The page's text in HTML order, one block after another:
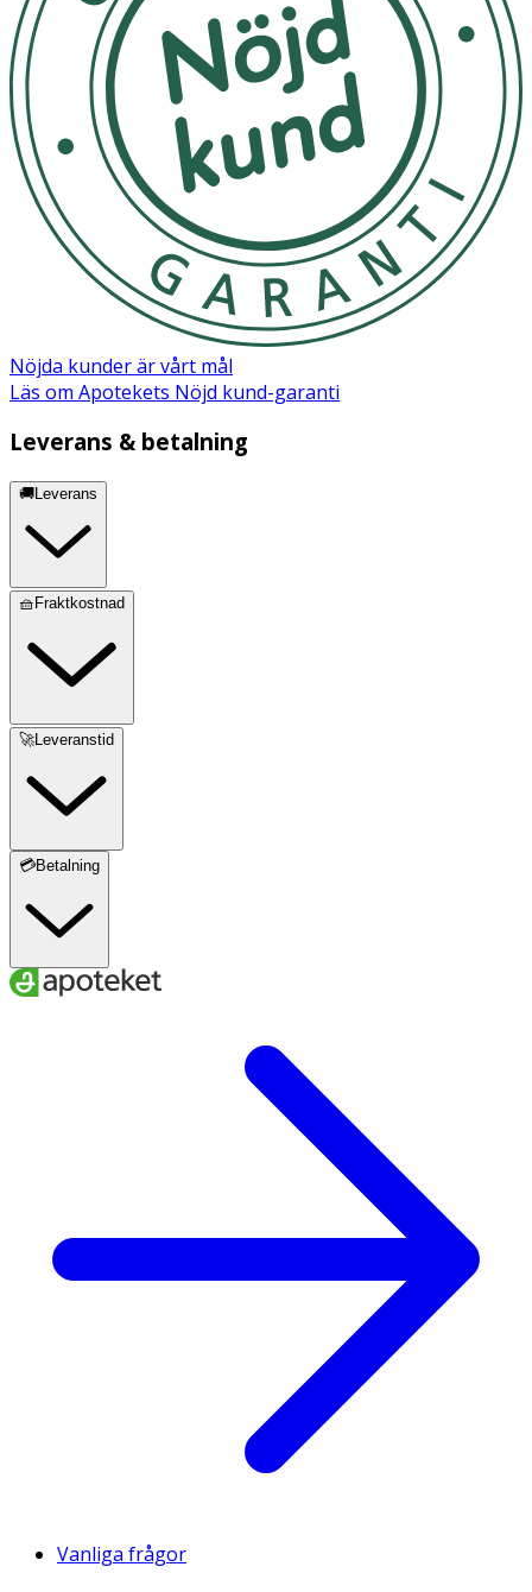
Nöjda kunder är vårt mål
Läs om Apotekets Nöjd kund-garanti
Leverans & betalning
🚚Leverans
🧺Fraktkostnad
🚀Leveranstid
💳Betalning
Vanliga frågor